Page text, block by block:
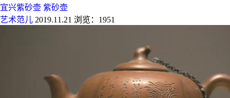
宜兴紫砂壶 紫砂壶
艺术范儿 2019.11.21 浏览：1951